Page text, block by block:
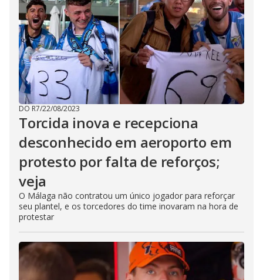
DO R7/22/08/2023
Torcida inova e recepciona
desconhecido em aeroporto em
protesto por falta de reforços;
veja
O Málaga não contratou um único jogador para reforçar
seu plantel, e os torcedores do time inovaram na hora de
protestar